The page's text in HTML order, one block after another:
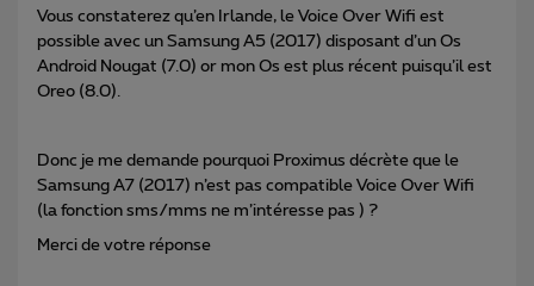
Vous constaterez qu’en Irlande, le Voice Over Wifi est
possible avec un Samsung A5 (2017) disposant d’un Os
Android Nougat (7.0) or mon Os est plus récent puisqu’il est
Oreo (8.0).
Donc je me demande pourquoi Proximus décrète que le
Samsung A7 (2017) n’est pas compatible Voice Over Wifi
(la fonction sms/mms ne m’intéresse pas ) ?
Merci de votre réponse